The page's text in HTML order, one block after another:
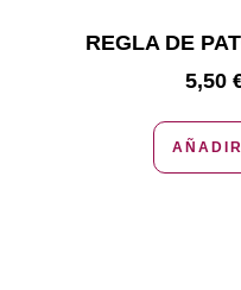
REGLA DE
5,50